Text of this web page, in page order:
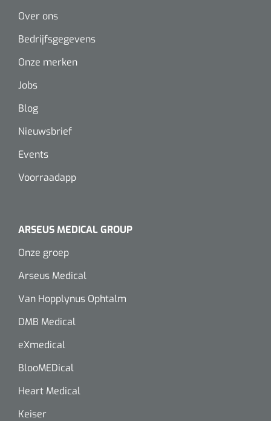
Over ons
Bedrijfsgegevens
Onze merken
Jobs
Blog
Nieuwsbrief
Events
Voorraadapp
ARSEUS MEDICAL GROUP
Onze groep
Arseus Medical
Van Hopplynus Ophtalm
DMB Medical
eXmedical
BlooMEDical
Heart Medical
Keiser